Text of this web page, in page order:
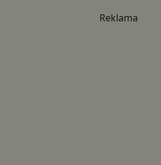
Reklama